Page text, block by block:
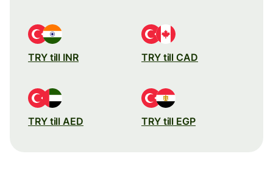
TRY till INR TRY till CAD
TRY till AED TRY till EGP